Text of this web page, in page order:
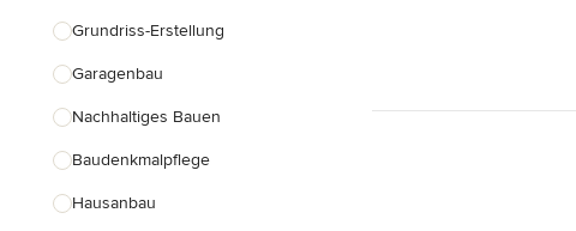
Grundriss-Erstellung
Garagenbau
Nachhaltiges Bauen
Baudenkmalpflege
Hausanbau